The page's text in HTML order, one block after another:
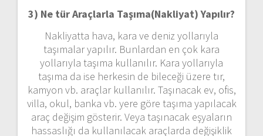
3) Ne tür Araçlarla Taşıma(Nakliyat) Yapılır?
Nakliyatta hava, kara ve deniz yollarıyla
taşımalar yapılır. Bunlardan en çok kara
yollarıyla taşıma kullanılır. Kara yollarıyla
taşıma da ise herkesin de bileceği üzere tır,
kamyon vb. araçlar kullanılır. Taşınacak ev, ofis,
villa, okul, banka vb. yere göre taşıma yapılacak
araç değişim gösterir. Veya taşınacak eşyaların
hassaslığı da kullanılacak araçlarda değişiklik